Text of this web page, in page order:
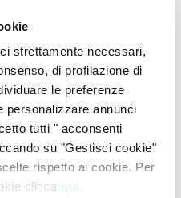
strettamente necessari,
di profilazione di
le preferenze
personalizzare annunci
tutti " acconsenti
su "Gestisci cookie"
rispetto ai cookie. Per
clicca qui.
Kia produce il
l’anno successivo
licenza la Fiat 132 e la
uno stop forzato nella
civile da parte
dittatoriale di
di concentrarsi
Risale a questo
veicolo commerciale
Nel 1986, però,